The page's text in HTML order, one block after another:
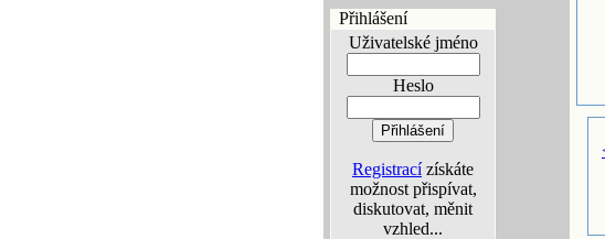
Přihlášení
Uživatelské jméno
Heslo
Registracízískáte
možnost přispívat,
diskutovat, měnit
vzhled...